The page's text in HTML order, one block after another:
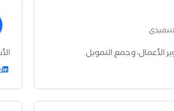
الأعمال، وجمع التمويل.